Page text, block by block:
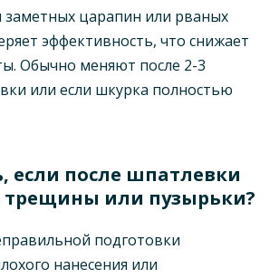
царапин или рваных
эффективность, что снижает
Обычно меняют после 2-3
или если шкурка полностью
если после шпатлевки
трещины или пузырьки?
подготовки
нанесения или